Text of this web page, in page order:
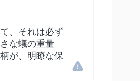
、それは必ず
な蟻の重量
が、明瞭な保